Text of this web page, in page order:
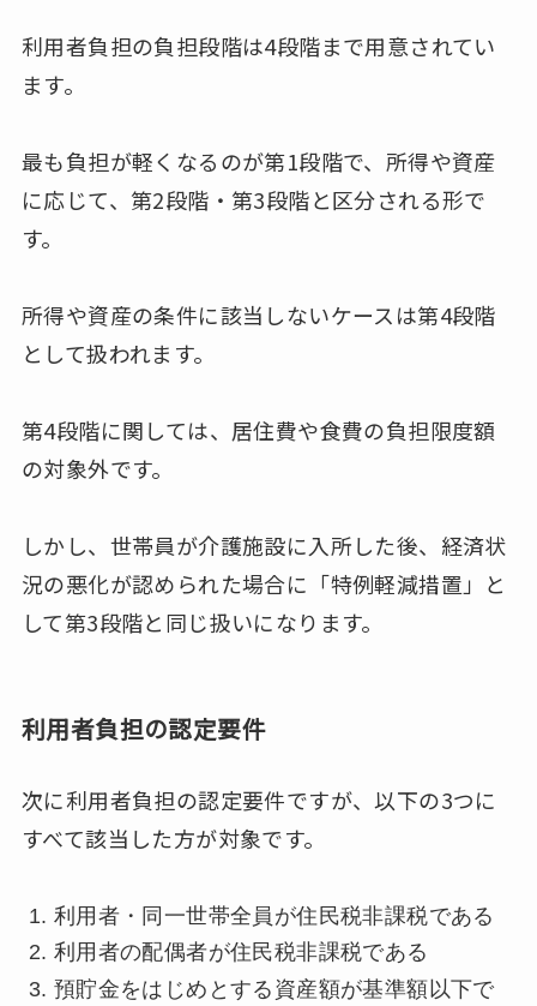
利用者負担の負担段階は4段階まで用意されてい
ます。
最も負担が軽くなるのが第1段階で、所得や資産
に応じて、第2段階・第3段階と区分される形で
す。
所得や資産の条件に該当しないケースは第4段階
として扱われます。
第4段階に関しては、居住費や食費の負担限度額
の対象外です。
しかし、世帯員が介護施設に入所した後、経済状
況の悪化が認められた場合に「特例軽減措置」と
して第3段階と同じ扱いになります。
利用者負担の認定要件
次に利用者負担の認定要件ですが、以下の3つに
すべて該当した方が対象です。
利用者・同一世帯全員が住民税非課税である
利用者の配偶者が住民税非課税である
預貯金をはじめとする資産額が基準額以下で